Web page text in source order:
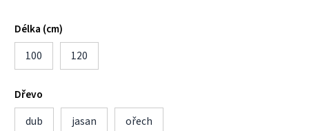
Délka (cm)
100
120
Dřevo
dub
jasan ořech